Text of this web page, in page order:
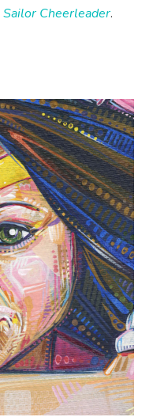
Sailor Cheerleader.